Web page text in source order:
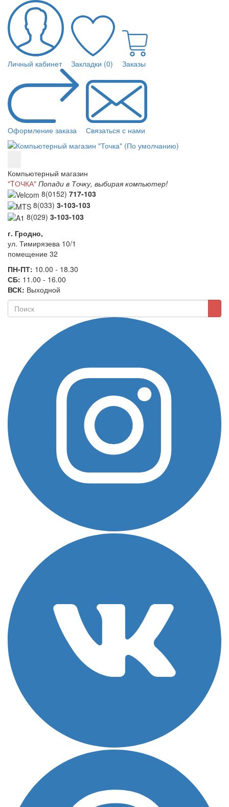
Личный кабинет Закладки (0) Заказы
Оформление заказа Связаться с нами
Компьютерный магазин
"TОЧКА" Попади в Точку, выбирая компьютер!
8(0152) 717-103
8(033) 3-103-103
8(029) 3-103-103
г. Гродно,
ул. Тимирязева 10/1
помещение 32
ПН-ПТ: 10.00 - 18.30
СБ: 11.00 - 16.00
ВСК: Выходной